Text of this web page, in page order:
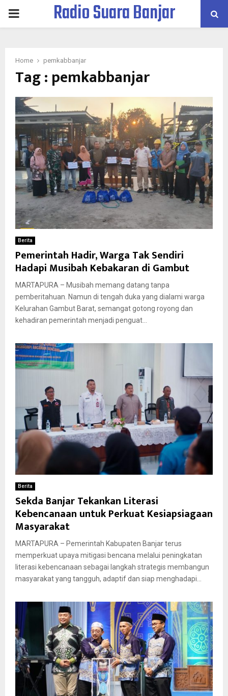
PRIMARYRadio Suara Banjar
Home pemkabbanjar
Tag : pemkabbanjar
Berita
Pemerintah Hadir, Warga Tak Sendiri
Hadapi Musibah Kebakaran di Gambut
MARTAPURA – Musibah memang datang tanpa
pemberitahuan. Namun di tengah duka yang dialami warga
Kelurahan Gambut Barat, semangat gotong royong dan
kehadiran pemerintah menjadi penguat...
Berita
Sekda Banjar Tekankan Literasi
Kebencanaan untuk Perkuat Kesiapsiagaan
Masyarakat
MARTAPURA – Pemerintah Kabupaten Banjar terus
memperkuat upaya mitigasi bencana melalui peningkatan
literasi kebencanaan sebagai langkah strategis membangun
masyarakat yang tangguh, adaptif dan siap menghadapi...